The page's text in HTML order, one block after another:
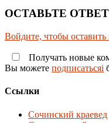
ОСТАВЬТЕ ОТВЕТ
Войдите, чтобы
Получать новые
Вы можете подписатьсяi
Ссылки
Сочинский краевед